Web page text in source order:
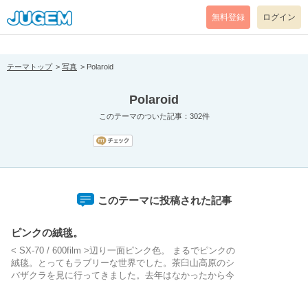
[pear_error: message="Success" code=0 mode=return level=notice
prefix="" info=""]
無料登録 ログイン
テーマトップ 写真 Polaroid
Polaroid
このテーマのついた記事：302件
このテーマに投稿された記事
ピンクの絨毯。
< SX-70 / 600film >辺り一面ピンク色。 まるでピンクの
絨毯。とってもラブリーな世界でした。茶臼山高原のシ
バザクラを見に行ってきました。去年はなかったから今